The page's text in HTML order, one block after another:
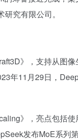
究有限公司。
》，支持从图
年11月29日，
》，亮点包括
发布MoE系列